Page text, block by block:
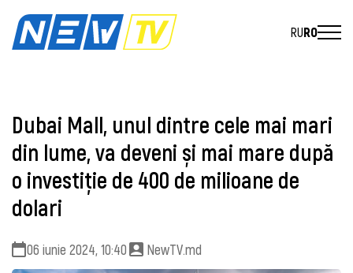
RURO
Dubai Mall, unul dintre cele mai mari
din lume, va deveni și mai mare după
o investiție de 400 de milioane de
dolari
06 iunie 2024, 10:40 NewTV.md